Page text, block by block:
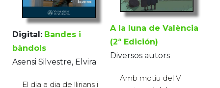
Digital: Bandes i
bàndols
Asensi Silvestre, Elvira
El dia a dia de llirians i
A la luna de València
(2ª Edición)
Diversos autors
Amb motiu del V